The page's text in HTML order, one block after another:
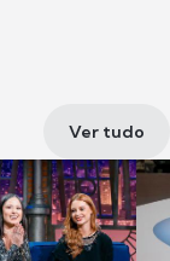
Ver tudo